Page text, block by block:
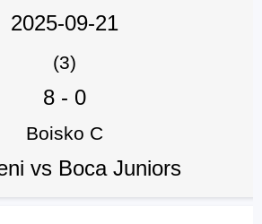
2025-09-21
(3)
8- 0
Boisko C
vs Boca Juniors